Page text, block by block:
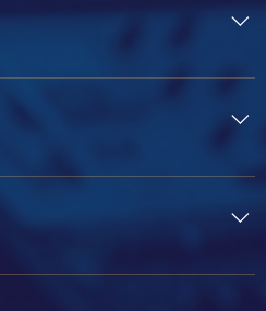
e boleto bancário.
conteúdo perdido.